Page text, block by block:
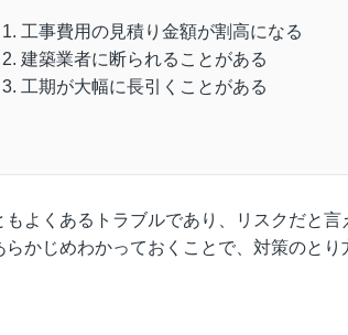
工事費用の見積り金額が割高になる
建築業者に断られることがある
工期が大幅に長引くことがある
もよくあるトラブルであり、リスクだと
らかじめわかっておくことで、対策のとり